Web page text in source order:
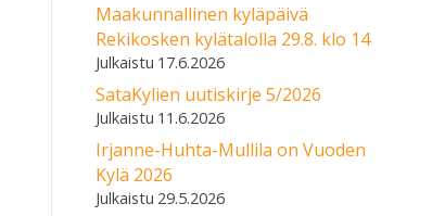
Maakunnallinen kyläpäivä
Rekikosken kylätalolla 29.8. klo 14
17.6.2026
SataKylien uutiskirje 5/2026
11.6.2026
Irjanne-Huhta-Mullila on Vuoden
Kylä 2026
29.5.2026